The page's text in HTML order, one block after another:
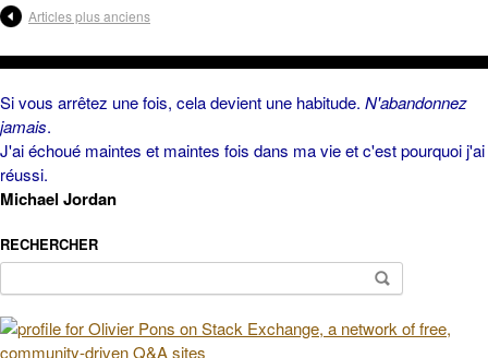
Articles plus anciens
Si vous arrêtez une fois, cela devient une habitude. N'abandonnez
jamais.
J'ai échoué maintes et maintes fois dans ma vie et c'est pourquoi j'ai
réussi.
Michael Jordan
RECHERCHER